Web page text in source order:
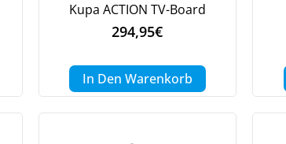
Kupa ACTION TV-Board
294,95€
In Den Warenkorb